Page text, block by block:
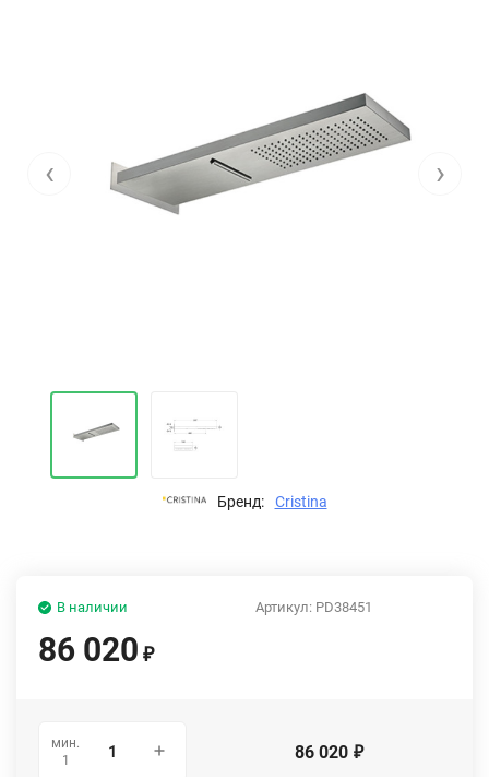
‹ ›
Бренд: Cristina
Артикул: PD38451
В наличии
86 020 ₽
мин.
1
86 020 ₽